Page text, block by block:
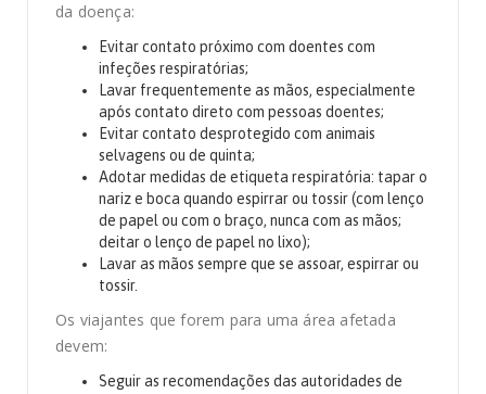
da doença:
Evitar contato próximo com doentes com
infeções respiratórias;
Lavar frequentemente as mãos, especialmente
após contato direto com pessoas doentes;
Evitar contato desprotegido com animais
selvagens ou de quinta;
Adotar medidas de etiqueta respiratória: tapar o
nariz e boca quando espirrar ou tossir (com lenço
de papel ou com o braço, nunca com as mãos;
deitar o lenço de papel no lixo);
Lavar as mãos sempre que se assoar, espirrar ou
tossir.
Os viajantes que forem para uma área afetada
devem:
Seguir as recomendações das autoridades de